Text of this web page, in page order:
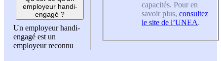
employeur handi-
engagé ?
Un employeur handi-
engagé est un
employeur reconnu
capacités. Pour en
savoir plus, consultez
le site de l’UNEA.